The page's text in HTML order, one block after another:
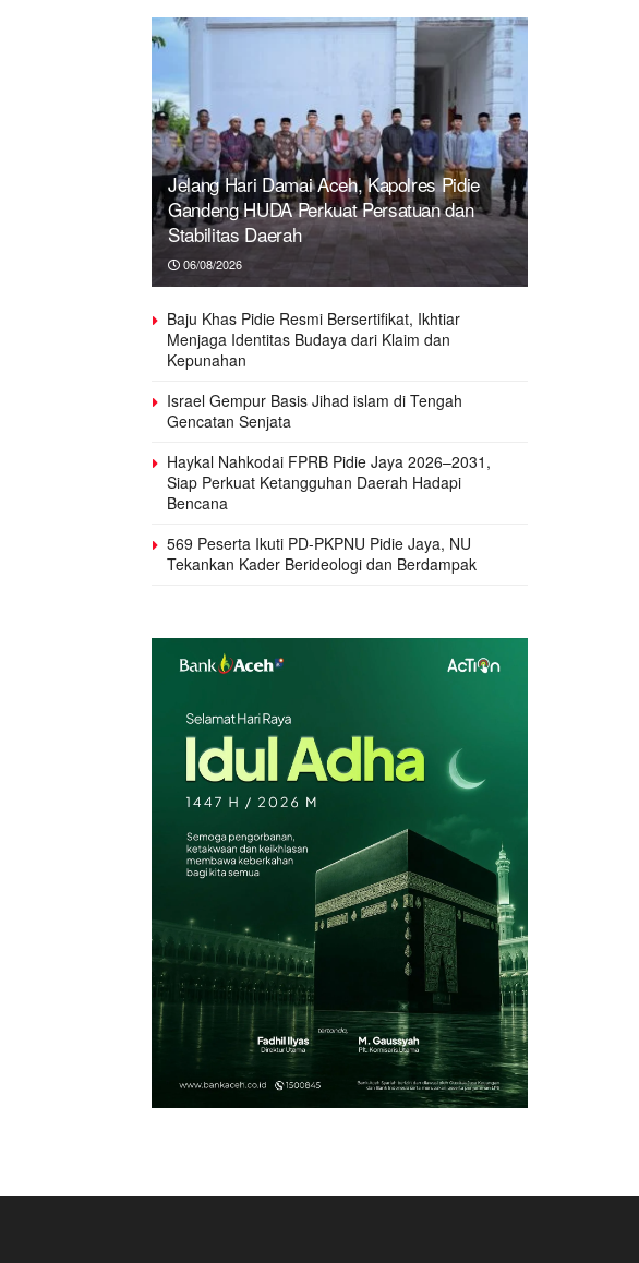
Jelang Hari Damai Aceh, Kapolres Pidie
Gandeng HUDA Perkuat Persatuan dan
Stabilitas Daerah
06/08/2026
Baju Khas Pidie Resmi Bersertifikat, Ikhtiar
Menjaga Identitas Budaya dari Klaim dan
Kepunahan
Israel Gempur Basis Jihad islam di Tengah
Gencatan Senjata
Haykal Nahkodai FPRB Pidie Jaya 2026–2031,
Siap Perkuat Ketangguhan Daerah Hadapi
Bencana
569 Peserta Ikuti PD-PKPNU Pidie Jaya, NU
Tekankan Kader Berideologi dan Berdampak